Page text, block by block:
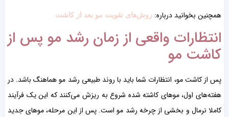
همچنین بخوانید درباره: روش‌‌های تقویت مو بعد از کاشت
انتظارات واقعی از زمان رشد مو پس از
کاشت مو
پس از کاشت مو، انتظارات شما باید با روند طبیعی رشد مو هماهنگ باشد. در
هفته‌های اول، موهای کاشته شده شروع به ریزش می‌کنند که این یک فرآیند
کاملا نرمال و بخشی از چرخه رشد مو است. پس از این مرحله، موهای جدید